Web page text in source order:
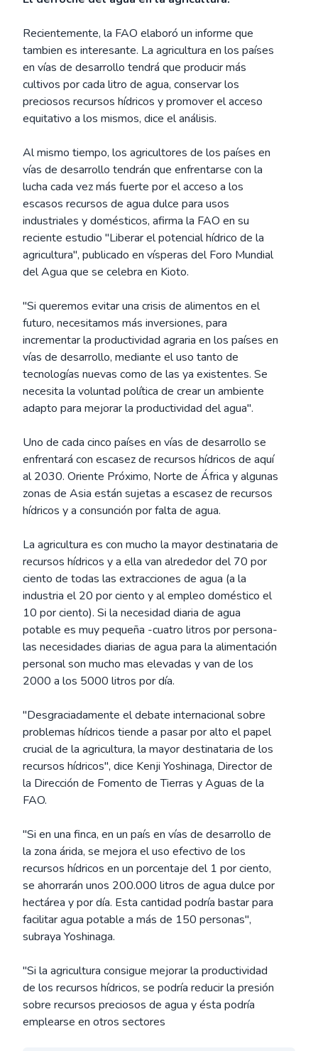
Recientemente, la FAO elaboró un informe que
tambien es interesante. La agricultura en los países
en vías de desarrollo tendrá que producir más
cultivos por cada litro de agua, conservar los
preciosos recursos hídricos y promover el acceso
equitativo a los mismos, dice el análisis.
Al mismo tiempo, los agricultores de los países en
vías de desarrollo tendrán que enfrentarse con la
lucha cada vez más fuerte por el acceso a los
escasos recursos de agua dulce para usos
industriales y domésticos, afirma la FAO en su
reciente estudio "Liberar el potencial hídrico de la
agricultura", publicado en vísperas del Foro Mundial
del Agua que se celebra en Kioto.
"Si queremos evitar una crisis de alimentos en el
futuro, necesitamos más inversiones, para
incrementar la productividad agraria en los países en
vías de desarrollo, mediante el uso tanto de
tecnologías nuevas como de las ya existentes. Se
necesita la voluntad política de crear un ambiente
adapto para mejorar la productividad del agua".
Uno de cada cinco países en vías de desarrollo se
enfrentará con escasez de recursos hídricos de aquí
al 2030. Oriente Próximo, Norte de África y algunas
zonas de Asia están sujetas a escasez de recursos
hídricos y a consunción por falta de agua.
La agricultura es con mucho la mayor destinataria de
recursos hídricos y a ella van alrededor del 70 por
ciento de todas las extracciones de agua (a la
industria el 20 por ciento y al empleo doméstico el
10 por ciento). Si la necesidad diaria de agua
potable es muy pequeña -cuatro litros por persona-
las necesidades diarias de agua para la alimentación
personal son mucho mas elevadas y van de los
2000 a los 5000 litros por día.
"Desgraciadamente el debate internacional sobre
problemas hídricos tiende a pasar por alto el papel
crucial de la agricultura, la mayor destinataria de los
recursos hídricos", dice Kenji Yoshinaga, Director de
la Dirección de Fomento de Tierras y Aguas de la
FAO.
"Si en una finca, en un país en vías de desarrollo de
la zona árida, se mejora el uso efectivo de los
recursos hídricos en un porcentaje del 1 por ciento,
se ahorrarán unos 200.000 litros de agua dulce por
hectárea y por día. Esta cantidad podría bastar para
facilitar agua potable a más de 150 personas",
subraya Yoshinaga.
"Si la agricultura consigue mejorar la productividad
de los recursos hídricos, se podría reducir la presión
sobre recursos preciosos de agua y ésta podría
emplearse en otros sectores